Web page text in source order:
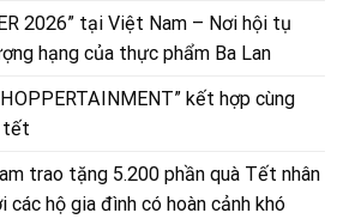
2026” tại Việt Nam – Nơi hội tụ
hạng của thực phẩm Ba Lan
kết hợp cùng
tết
trao tặng 5.200 phần quà Tết nhân
hộ gia đình có hoàn cảnh khó